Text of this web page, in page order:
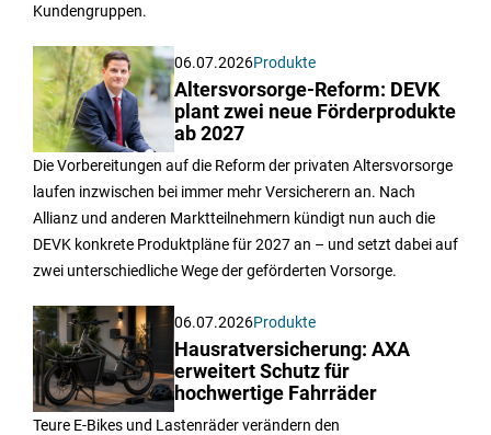
Kundengruppen.
06.07.2026Produkte
Altersvorsorge-Reform: DEVK
plant zwei neue Förderprodukte
ab 2027
Die Vorbereitungen auf die Reform der privaten Altersvorsorge
laufen inzwischen bei immer mehr Versicherern an. Nach
Allianz und anderen Marktteilnehmern kündigt nun auch die
DEVK konkrete Produktpläne für 2027 an – und setzt dabei auf
zwei unterschiedliche Wege der geförderten Vorsorge.
06.07.2026Produkte
Hausratversicherung: AXA
erweitert Schutz für
hochwertige Fahrräder
Teure E-Bikes und Lastenräder verändern den